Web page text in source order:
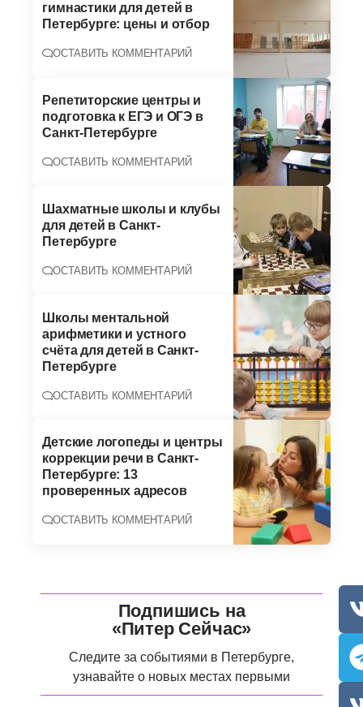
гимнастики для детей в
Петербурге: цены и отбор
ОСТАВИТЬ КОММЕНТАРИЙ
Репетиторские центры и
подготовка к ЕГЭ и ОГЭ в
Санкт-Петербурге
ОСТАВИТЬ КОММЕНТАРИЙ
Шахматные школы и клубы
для детей в Санкт-
Петербурге
ОСТАВИТЬ КОММЕНТАРИЙ
Школы ментальной
арифметики и устного
счёта для детей в Санкт-
Петербурге
ОСТАВИТЬ КОММЕНТАРИЙ
Детские логопеды и центры
коррекции речи в Санкт-
Петербурге: 13
проверенных адресов
ОСТАВИТЬ КОММЕНТАРИЙ
Подпишись на
«Питер Сейчас»
Следите за событиями в Петербурге,
узнавайте о новых местах первыми